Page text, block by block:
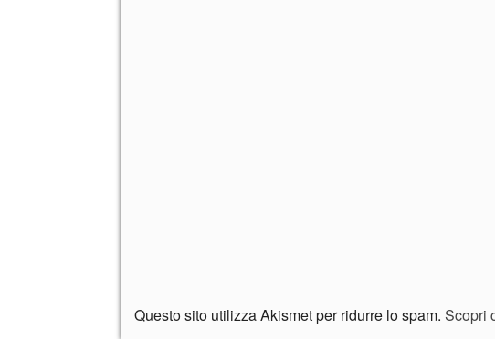
Questo sito utilizza Akismet per ridurre lo spam. Scopri